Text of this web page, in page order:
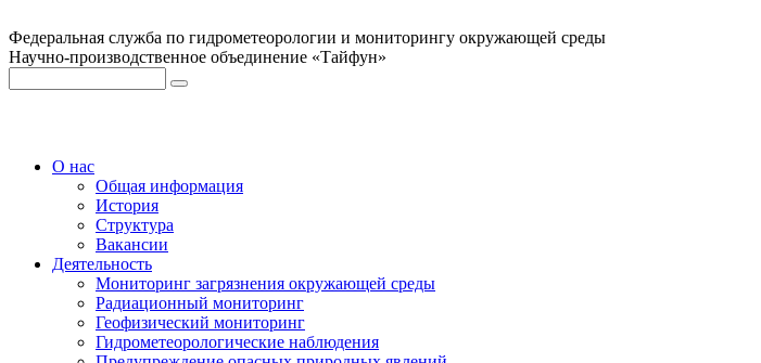
Федеральная служба по гидрометеорологии и мониторингу окружающей среды
Научно-производственное объединение «Тайфун»
О нас
Общая информация
История
Структура
Вакансии
Деятельность
Мониторинг загрязнения окружающей среды
Радиационный мониторинг
Геофизический мониторинг
Гидрометеорологические наблюдения